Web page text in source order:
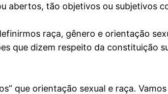
abertos, tão objetivos ou subjetivos
raça, gênero e orientação
que dizem respeito da constituição
que orientação sexual e raça.